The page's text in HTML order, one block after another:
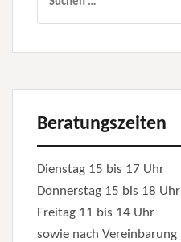
Beratungszeiten
Dienstag 15 bis 17 Uhr
Donnerstag 15 bis 18 Uhr
Freitag 11 bis 14 Uhr
sowie nach Vereinbarung